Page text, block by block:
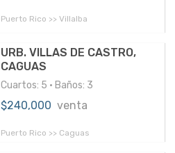
Puerto Rico >> Villalba
URB. VILLAS DE CASTRO,
CAGUAS
Cuartos: 5 • Baños: 3
$240,000 venta
Puerto Rico >> Caguas